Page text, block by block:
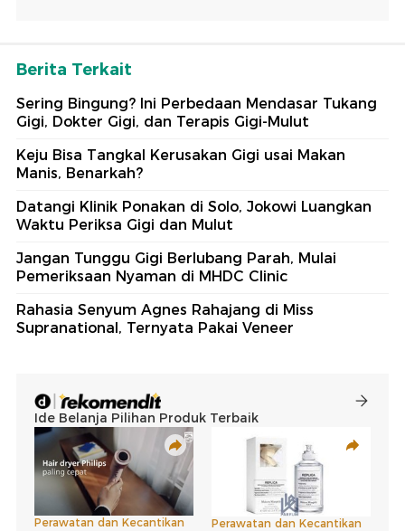
Berita Terkait
Sering Bingung? Ini Perbedaan Mendasar Tukang
Gigi, Dokter Gigi, dan Terapis Gigi-Mulut
Keju Bisa Tangkal Kerusakan Gigi usai Makan
Manis, Benarkah?
Datangi Klinik Ponakan di Solo, Jokowi Luangkan
Waktu Periksa Gigi dan Mulut
Jangan Tunggu Gigi Berlubang Parah, Mulai
Pemeriksaan Nyaman di MHDC Clinic
Rahasia Senyum Agnes Rahajang di Miss
Supranational, Ternyata Pakai Veneer